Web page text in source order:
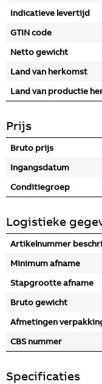
Indicatieve levertijd
GTIN code
Netto gewicht
Land van herkomst
Land van productie
Prijs
Bruto prijs
Ingangsdatum
Conditiegroep
Logistieke
Artikelnummer
Minimum afname
Stapgrootte afname
Bruto gewicht
Afmetingen
CBS nummer
Specificaties